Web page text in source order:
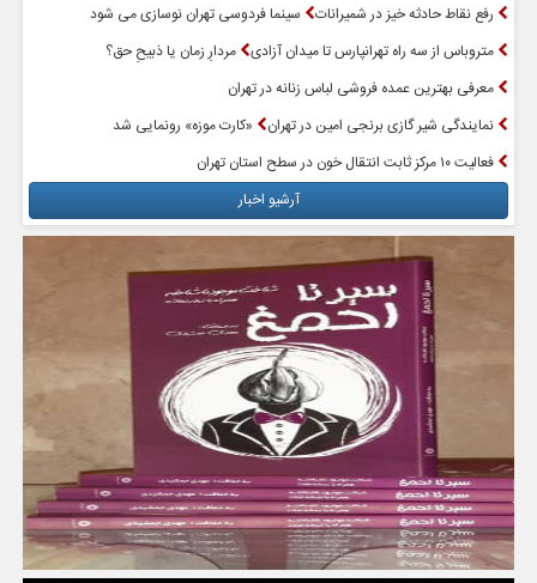
رفع نقاط حادثه خیز در شمیرانات
سینما فردوسی تهران نوسازی می شود
متروباس از سه راه تهرانپارس تا میدان آزادی مردارِ زمان یا ذبیحِ حق؟
معرفی بهترین عمده فروشی لباس زنانه در تهران
نمایندگی شیر گازی برنجی امین در تهران
«کارت موزه» رونمایی شد
فعالیت ۱۰ مرکز ثابت انتقال خون در سطح استان تهران
آرشیو اخبار